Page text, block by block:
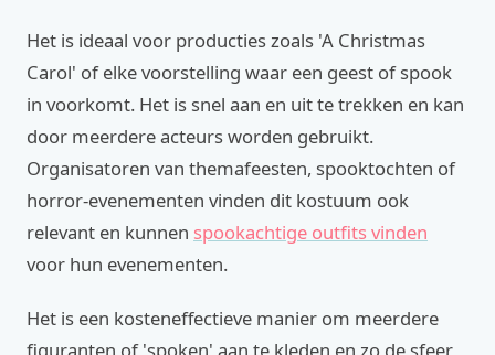
Het is ideaal voor producties zoals 'A Christmas
Carol' of elke voorstelling waar een geest of spook
in voorkomt. Het is snel aan en uit te trekken en kan
door meerdere acteurs worden gebruikt.
Organisatoren van themafeesten, spooktochten of
horror-evenementen vinden dit kostuum ook
relevant en kunnen spookachtige outfits vinden
voor hun evenementen.
Het is een kosteneffectieve manier om meerdere